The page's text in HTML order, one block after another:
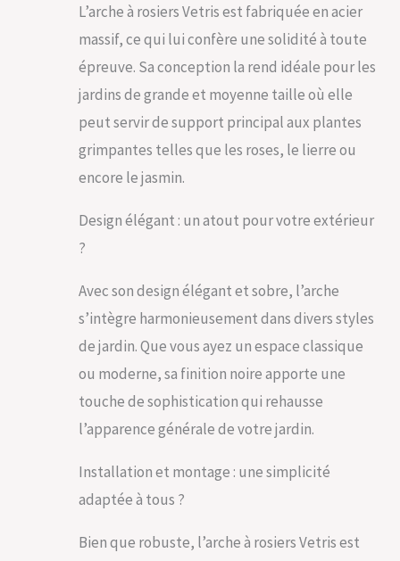
L’arche à rosiers Vetris est fabriquée en acier
massif, ce qui lui confère une solidité à toute
épreuve. Sa conception la rend idéale pour les
jardins de grande et moyenne taille où elle
peut servir de support principal aux plantes
grimpantes telles que les roses, le lierre ou
encore le jasmin.
Design élégant : un atout pour votre extérieur
?
Avec son design élégant et sobre, l’arche
s’intègre harmonieusement dans divers styles
de jardin. Que vous ayez un espace classique
ou moderne, sa finition noire apporte une
touche de sophistication qui rehausse
l’apparence générale de votre jardin.
Installation et montage : une simplicité
adaptée à tous ?
Bien que robuste, l’arche à rosiers Vetris est